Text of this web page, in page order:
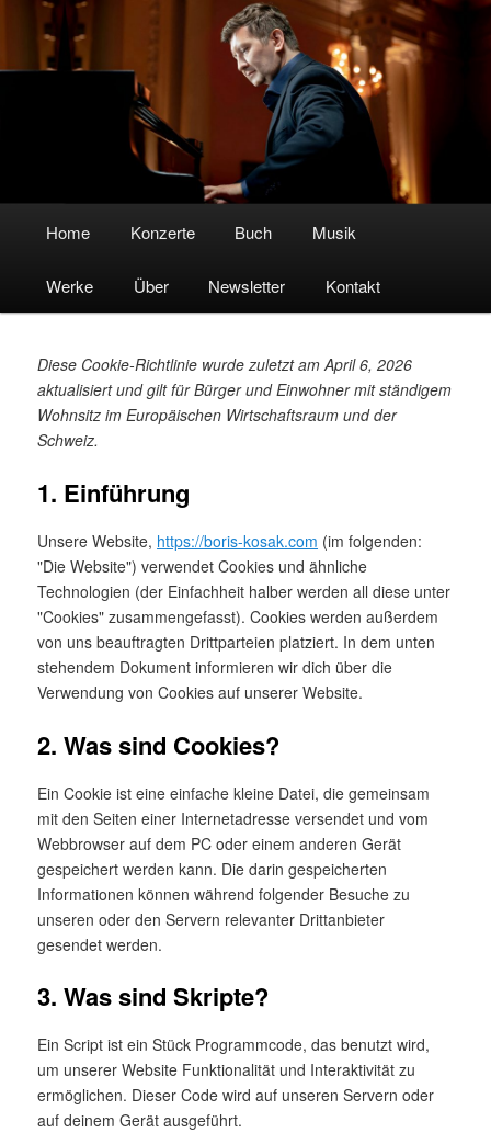
Boris Kosak – Pianist & Komponist
Zum
Inhalt
Home Konzerte Buch Musik
Werke Über Newsletter Kontakt
Diese Cookie-Richtlinie wurde zuletzt am April 6, 2026
aktualisiert und gilt für Bürger und Einwohner mit ständigem
Wohnsitz im Europäischen Wirtschaftsraum und der
Schweiz.
1. Einführung
Unsere Website, https://boris-kosak.com (im folgenden:
"Die Website") verwendet Cookies und ähnliche
Technologien (der Einfachheit halber werden all diese unter
"Cookies" zusammengefasst). Cookies werden außerdem
von uns beauftragten Drittparteien platziert. In dem unten
stehendem Dokument informieren wir dich über die
Verwendung von Cookies auf unserer Website.
2. Was sind Cookies?
Ein Cookie ist eine einfache kleine Datei, die gemeinsam
mit den Seiten einer Internetadresse versendet und vom
Webbrowser auf dem PC oder einem anderen Gerät
gespeichert werden kann. Die darin gespeicherten
Informationen können während folgender Besuche zu
unseren oder den Servern relevanter Drittanbieter
gesendet werden.
3. Was sind Skripte?
Ein Script ist ein Stück Programmcode, das benutzt wird,
um unserer Website Funktionalität und Interaktivität zu
ermöglichen. Dieser Code wird auf unseren Servern oder
auf deinem Gerät ausgeführt.